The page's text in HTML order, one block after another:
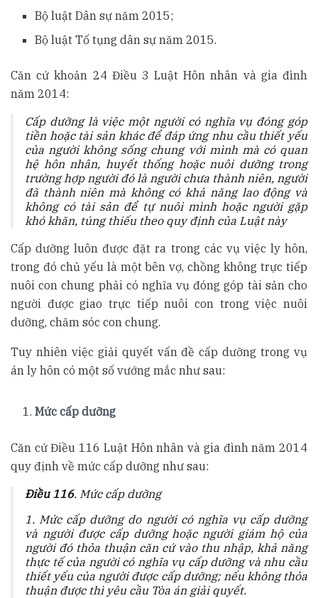
Bộ luật Dân sự năm 2015;
Bộ luật Tố tụng dân sự năm 2015.
Căn cứ khoản 24 Điều 3 Luật Hôn nhân và gia đình
năm 2014:
Cấp dưỡnglà việc một người có nghĩa vụ đóng góp
tiền hoặc tài sản khác để đáp ứng nhu cầu thiết yếu
của người không sống chung với mình mà có quan
hệ hôn nhân, huyết thống hoặc nuôi dưỡng trong
trường hợp người đó là người chưa thành niên, người
đã thành niên mà không có khả năng lao động và
không có tài sản để tự nuôi mình hoặc người gặp
khó khăn, túng thiếu theo quy định của Luật này
Cấp dưỡng luôn được đặt ra trong các vụ việc ly hôn,
trong đó chủ yếu là một bên vợ, chồng không trực tiếp
nuôi con chung phải có nghĩa vụ đóng góp tài sản cho
người được giao trực tiếp nuôi con trong việc nuôi
dưỡng, chăm sóc con chung.
Tuy nhiên việc giải quyết vấn đề cấp dưỡng trong vụ
án ly hôn có một số vướng mắc như sau:
Mức cấp dưỡng
Căn cứ Điều 116 Luật Hôn nhân và gia đình năm 2014
quy định về mức cấp dưỡng như sau:
Điều 116. Mức cấp dưỡng
1. Mức cấp dưỡng do người có nghĩa vụ cấp dưỡng
và người được cấp dưỡng hoặc người giám hộ của
người đó thỏa thuận căn cứ vào thu nhập, khả năng
thực tế của người có nghĩa vụ cấp dưỡng và nhu cầu
thiết yếu của người được cấp dưỡng; nếu không thỏa
thuận được thì yêu cầu Tòa án giải quyết.